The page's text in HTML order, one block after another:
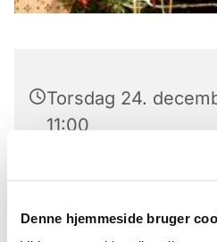
Denne hjemmeside bruger
Torsdag 24.
11:00